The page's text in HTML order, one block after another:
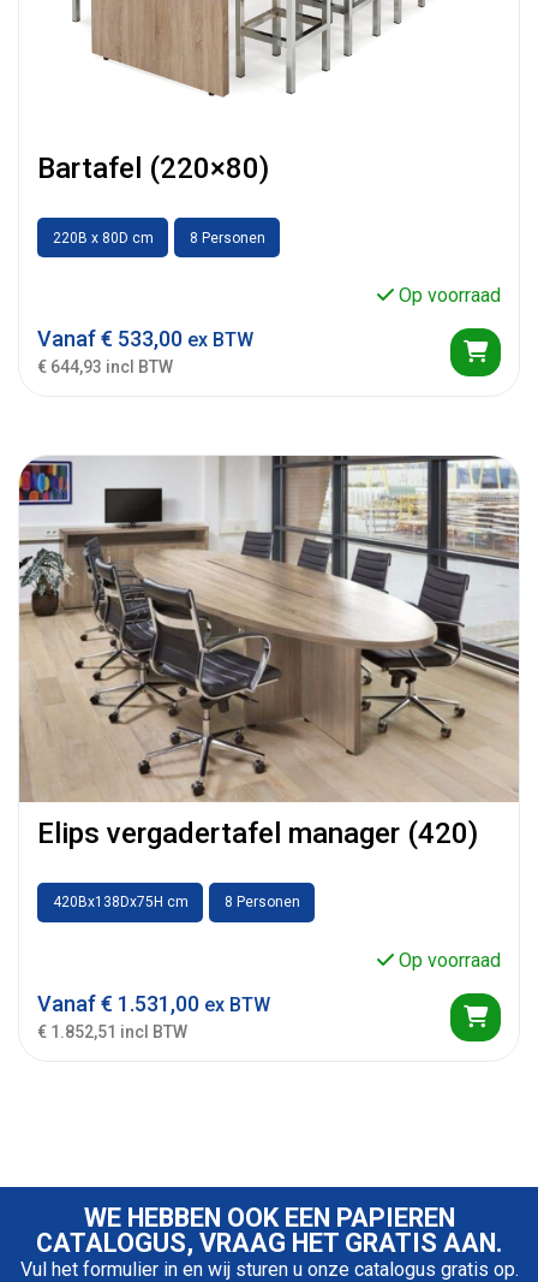
Bartafel (220×80)
220B x 80D cm 8 Personen
Op voorraad
Vanaf€ 533,00 ex BTW
€ 644,93 incl BTW
Elips vergadertafel manager (420)
420Bx138Dx75H cm 8 Personen
Op voorraad
Vanaf€ 1.531,00 ex BTW
€ 1.852,51 incl BTW
WE HEBBEN OOK EEN PAPIEREN
CATALOGUS, VRAAG HET GRATIS AAN.
Vul het formulier in en wij sturen u onze catalogus gratis op.